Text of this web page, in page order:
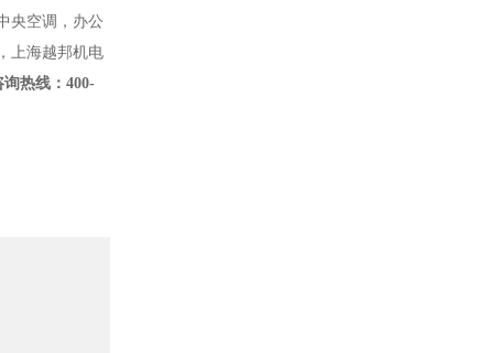
央空调，办公
上海越邦机电
询热线：400-